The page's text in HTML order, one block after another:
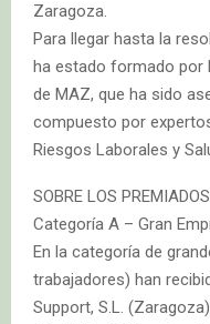
Zaragoza.
Para llegar hasta la
ha estado formado por
de MAZ, que ha sido
compuesto por
Riesgos Laborales y
SOBRE LOS PREMIADOS
Categoría A – Gran
En la categoría de
trabajadores) han
Support, S.L.